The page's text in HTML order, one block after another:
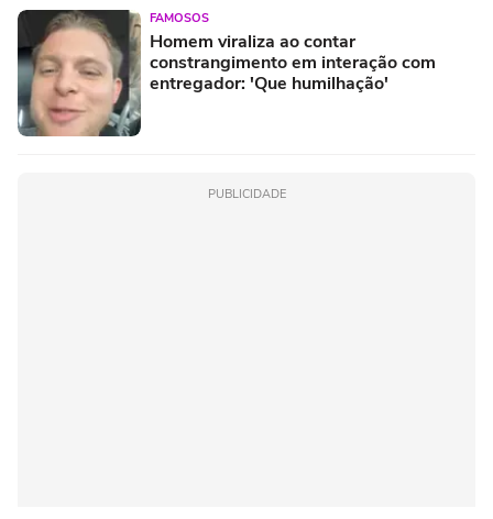
FAMOSOS
Homem viraliza ao contar
constrangimento em interação com
entregador: 'Que humilhação'
PUBLICIDADE